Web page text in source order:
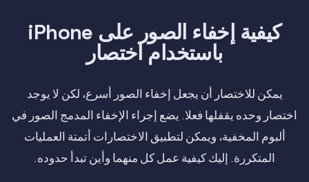
كيفية إخفاء الصور على iPhone
باستخدام اختصار
يمكن للاختصار أن يجعل إخفاء الصور أسرع، لكن لا يوجد
اختصار وحده يقفلها فعلا. يضع إجراء الإخفاء المدمج الصور في
ألبوم المخفية، ويمكن لتطبيق الاختصارات أتمتة العمليات
المتكررة. إليك كيفية عمل كل منهما وأين تبدأ حدوده.